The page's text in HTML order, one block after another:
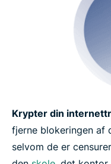
Krypter din
fjerne blokeringen af
selvom de er